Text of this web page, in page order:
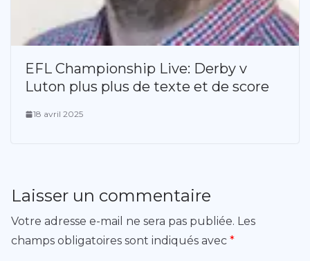
EFL Championship Live: Derby v
Luton plus plus de texte et de score
18 avril 2025
Laisser un commentaire
Votre adresse e-mail ne sera pas publiée. Les
champs obligatoires sont indiqués avec *